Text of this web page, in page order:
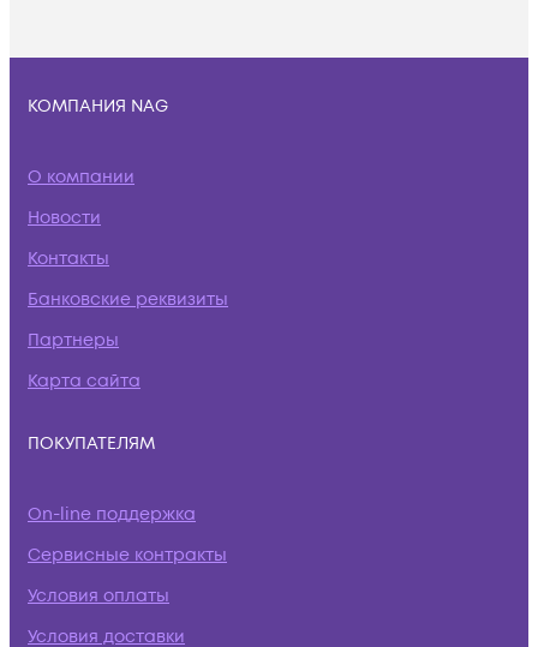
КОМПАНИЯ NAG
О компании
Новости
Контакты
Банковские реквизиты
Партнеры
Карта сайта
ПОКУПАТЕЛЯМ
On-line поддержка
Сервисные контракты
Условия оплаты
Условия доставки